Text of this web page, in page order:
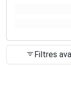
Filtres